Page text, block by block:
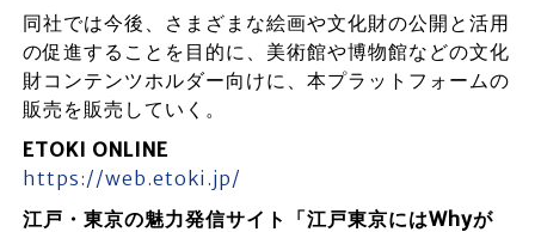
同社では今後、さまざまな絵画や文化財の公開と活用
の促進することを目的に、美術館や博物館などの文化
財コンテンツホルダー向けに、本プラットフォームの
販売を販売していく。
ETOKI ONLINE
https://web.etoki.jp/
江戸・東京の魅力発信サイト「江戸東京にはWhyが